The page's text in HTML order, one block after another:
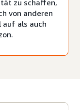
zu schaffen,
von anderen
auf als auch